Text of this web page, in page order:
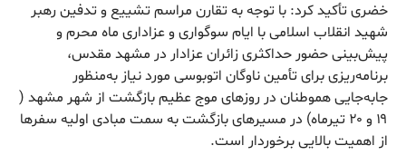
خضری تأکید کرد: با توجه به تقارن مراسم تشییع و تدفین رهبر
شهید انقلاب اسلامی با ایام سوگواری و عزاداری ماه محرم و
پیش‌بینی حضور حداکثری زائران عزادار در مشهد مقدس،
برنامه‌ریزی برای تأمین ناوگان اتوبوسی مورد نیاز به‌منظور
جابه‌جایی هموطنان در روزهای موج عظیم بازگشت از شهر مشهد (
۱۹ و ۲۰ تیرماه) در مسیرهای بازگشت به سمت مبادی اولیه سفرها
از اهمیت بالایی برخوردار است.